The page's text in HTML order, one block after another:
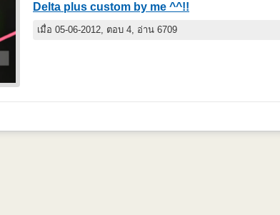
Delta plus custom by me ^^!!
เมื่อ 05-06-2012, ตอบ 4, อ่าน 6709